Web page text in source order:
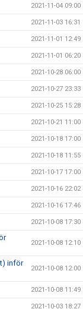
2021-11-04 09:00
2021-11-03 16:31
2021-11-01 12:49
2021-11-01 06:20
2021-10-28 06:00
2021-10-27 23:33
2021-10-25 15:28
2021-10-21 11:00
2021-10-18 17:00
2021-10-18 11:55
2021-10-17 17:00
2021-10-16 22:02
2021-10-16 17:46
2021-10-08 17:30
2021-10-08 12:10
inför
2021-10-08 12:00
2021-10-08 11:49
2021-10-03 18:27